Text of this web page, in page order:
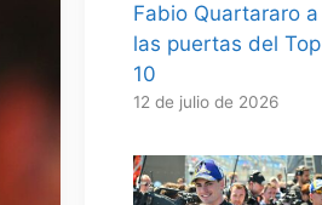
Fabio Quartararo a
las puertas del Top
10
12 de julio de 2026